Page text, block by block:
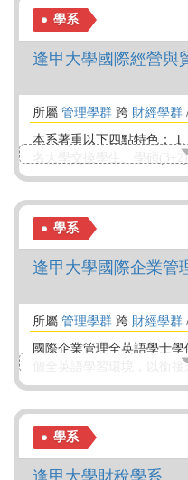
基金會成立至今獎掖後學
理」學術期刊，為國內唯
術期刊，深獲學術界的重視
學系
逢甲大學國際經營與
所屬 管理學群 跨 財經學群
本系著重以下四點特色：
名大學交換學生、學碩
會。 2. 創意課程設計: 提
力。 4. 實習銜接就業: 提
設計，畢業無縫銜軌就業。
學系
逢甲大學國際企業管
所屬 管理學群 跨 財經學群
國際企業管理全英語學士
個全英語學習環境，以銜
收外國學生，讓學生沉浸
年。本學程與10餘所國外
年在BIBA，之後N年在國
與國外雙學位。
學系